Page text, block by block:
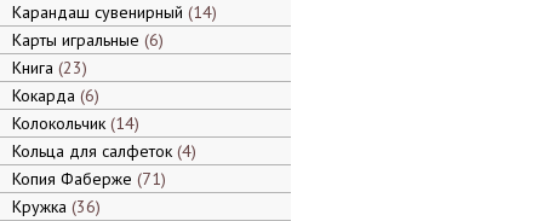
Карандаш сувенирный 14
Карты игральные 6
Книга 23
Кокарда 6
Колокольчик 14
Кольца для салфеток 4
Копия Фаберже 71
Кружка 36